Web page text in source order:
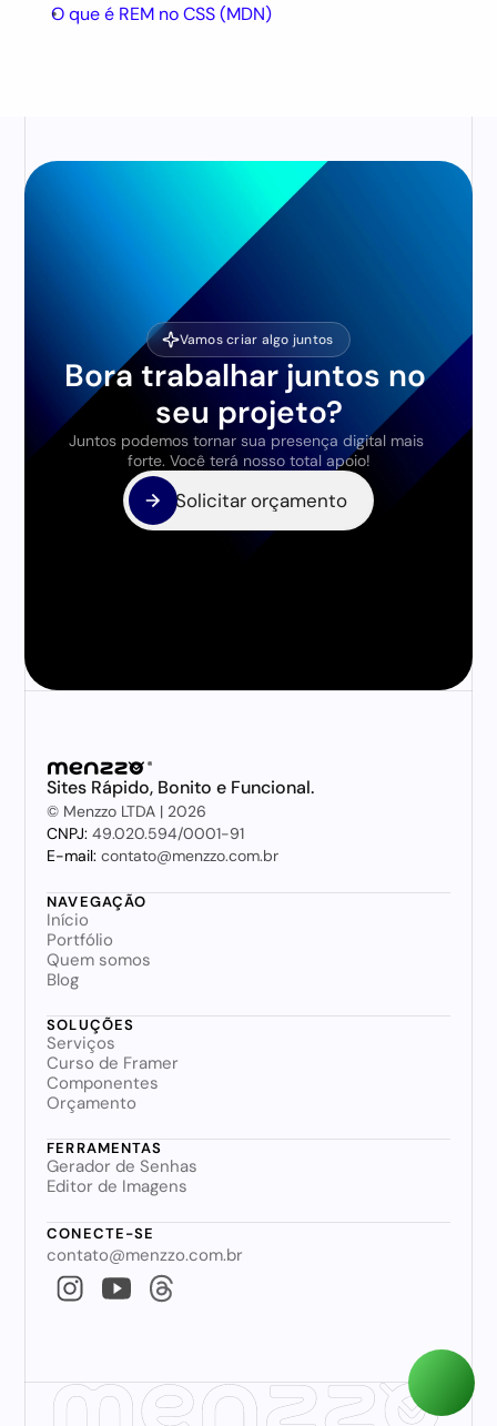
O que é REM no CSS (MDN)
Vamos criar algo juntos
Bora trabalhar juntos no
seu projeto?
Juntos podemos tornar sua presença digital mais
forte. Você terá nosso total apoio!
Solicitar orçamento
Sites Rápido, Bonito e Funcional.
© Menzzo LTDA | 2026
CNPJ: 49.020.594/0001-91
E-mail: contato@menzzo.com.br
NAVEGAÇÃO
Início
Portfólio
Quem somos
Blog
SOLUÇÕES
Serviços
Curso de Framer
Componentes
Orçamento
FERRAMENTAS
Gerador de Senhas
Editor de Imagens
CONECTE-SE
contato@menzzo.com.br